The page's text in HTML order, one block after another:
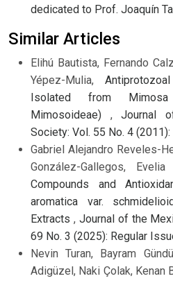
dedicated to Prof. Joaquín
Similar Articles
Elihú Bautista, Fernando
Yépez-Mulia,
Isolated from Mimosa
Mimosoideae) ,Journal
Society: Vol. 55 No. 4
Gabriel Alejandro Reveles-
González-Gallegos,
Compounds and
aromatica var.
Extracts , Journal of the
69 No. 3 (2025): Regular
Nevin Turan, Bayram
Adigüzel, Naki Çolak, Kenan